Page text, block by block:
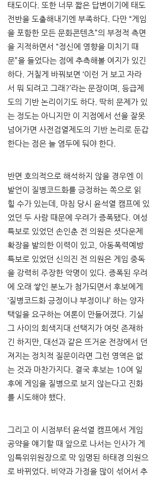
태도이다. 또한 너무 짧은 답변이기에 태도
전반을 도출해내기엔 부족하다. 다만 “게임
을 포함한 모든 문화콘텐츠”의 부정적 측면
을 지적하면서 “정신에 영향을 미치기 때
문”을 들었다는 점에 추측해볼 여지가 있긴
하다. 거칠게 바꿔보면 ‘이런 거 보고 자라
서 뭐 되려고 그래?’라는 문장이며, 등급제
도의 기반 논리이기도 하다. 딱히 문제가 있
는 정도는 아니지만 이 지점에서 선을 잘못
넘어가면 사전검열제도의 기반 논리로 둔갑
한다는 점은 늘 염두에 둬야 한다.
반면 호의적으로 해석하지 않을 경우엔 이
발언이 질병코드화를 긍정하는 쪽으로 읽
힐 수가 있는데, 마침 당시 윤석열 캠프에 있
었던 두 사람 때문에 우려가 증폭됐다. 여성
특보로 있었던 손인춘 전 의원은 셧다운제
확장을 발의한 이력이 있고, 아동폭력예방
특보로 있었던 신의진 전 의원은 게임 중독
을 강력히 주장한 악명이 있다. 증폭된 우려
에 오래 쌓인 분노가 첨가되면서 후보에게
‘질병코드화 긍정이냐 부정이냐’ 하는 양자
택일을 요구하는 여론이 만들어졌다. 기실
그 사이의 회색지대 선택지가 여럿 존재하
긴 하지만, 대선과 같은 뜨거운 전장에서 던
져지는 정치적 질문이라면 그런 영역은 없
는 것과 마찬가지다. 결국 후보는 10여 일
후에 게임을 질병으로 보지 않는다고 진화
를 시도해야 했다.
그리고 이 시점부터 윤석열 캠프에서 게임
공약을 얘기할 때 앞으로 나서는 인사가 게
임특위위원장으로 막 임명된 하태경 의원으
로 바뀌었다. 비약과 가정을 많이 섞어서 추